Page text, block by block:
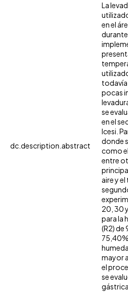
dc.description.abstract
La
en el
pocas
se
en el
Icesi.
donde
como
entre
aire y
20, 30
para la
(R2) de
mayor
el
se